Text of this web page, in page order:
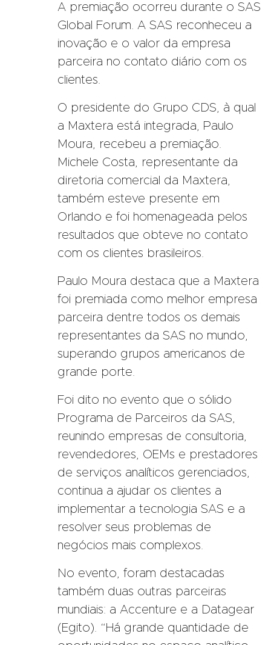
A premiação ocorreu durante o SAS
Global Forum. A SAS reconheceu a
inovação e o valor da empresa
parceira no contato diário com os
clientes.
O presidente do Grupo CDS, à qual
a Maxtera está integrada, Paulo
Moura, recebeu a premiação.
Michele Costa, representante da
diretoria comercial da Maxtera,
também esteve presente em
Orlando e foi homenageada pelos
resultados que obteve no contato
com os clientes brasileiros.
Paulo Moura destaca que a Maxtera
foi premiada como melhor empresa
parceira dentre todos os demais
representantes da SAS no mundo,
superando grupos americanos de
grande porte.
Foi dito no evento que o sólido
Programa de Parceiros da SAS,
reunindo empresas de consultoria,
revendedores, OEMs e prestadores
de serviços analíticos gerenciados,
continua a ajudar os clientes a
implementar a tecnologia SAS e a
resolver seus problemas de
negócios mais complexos.
No evento, foram destacadas
também duas outras parceiras
mundiais: a Accenture e a Datagear
(Egito). “Há grande quantidade de